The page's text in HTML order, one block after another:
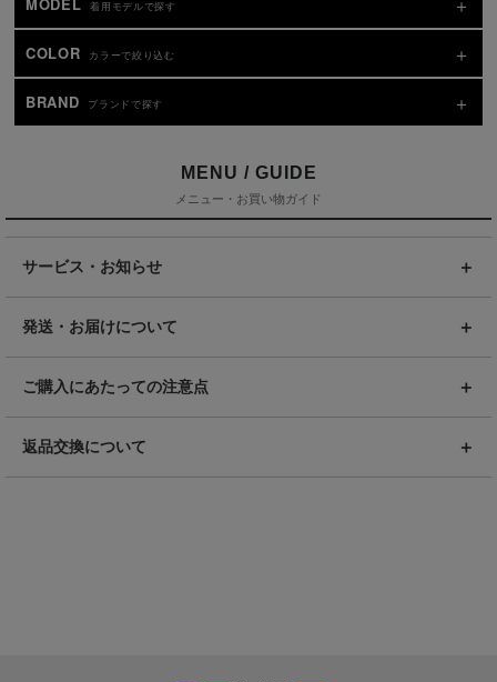
着用モデルで探す
COLOR カラーで絞り込む
BRAND ブランドで探す
MENU / GUIDE
メニュー・お買い物ガイド
サービス・お知らせ
発送・お届けについて
ご購入にあたっての注意点
返品交換について